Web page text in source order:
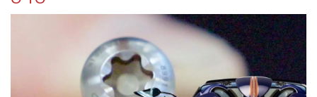
Giải trí